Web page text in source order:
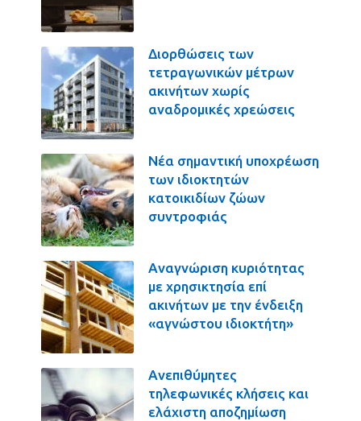
Διορθώσεις των
τετραγωνικών μέτρων
ακινήτων χωρίς
αναδρομικές χρεώσεις
Νέα σημαντική υποχρέωση
των ιδιοκτητών
κατοικιδίων ζώων
συντροφιάς
Αναγνώριση κυριότητας
με χρησικτησία επί
ακινήτων με την ένδειξη
«αγνώστου ιδιοκτήτη»
Ανεπιθύμητες
τηλεφωνικές κλήσεις και
ελάχιστη αποζημίωση